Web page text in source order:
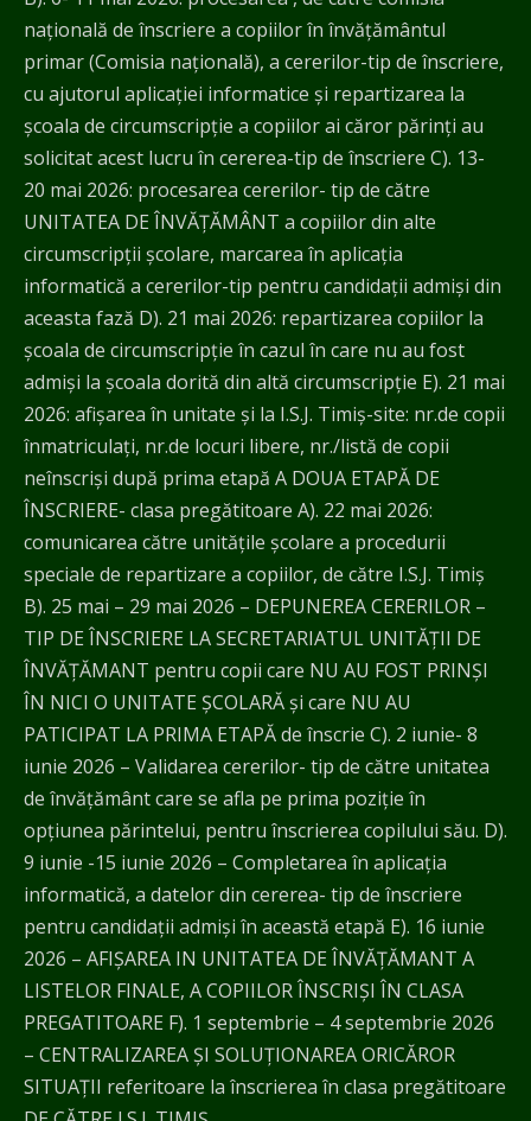
națională de înscriere a copiilor în învățământul
primar (Comisia națională), a cererilor-tip de înscriere,
cu ajutorul aplicației informatice și repartizarea la
școala de circumscripție a copiilor ai căror părinți au
solicitat acest lucru în cererea-tip de înscriere C). 13-
20 mai 2026: procesarea cererilor- tip de către
UNITATEA DE ÎNVĂȚĂMÂNT a copiilor din alte
circumscripții școlare, marcarea în aplicația
informatică a cererilor-tip pentru candidații admiși din
aceasta fază D). 21 mai 2026: repartizarea copiilor la
școala de circumscripție în cazul în care nu au fost
admiși la școala dorită din altă circumscripție E). 21 mai
2026: afișarea în unitate și la I.S.J. Timiş-site: nr.de copii
înmatriculați, nr.de locuri libere, nr./listă de copii
neînscriși după prima etapă A DOUA ETAPĂ DE
ÎNSCRIERE- clasa pregătitoare A). 22 mai 2026:
comunicarea către unitățile școlare a procedurii
speciale de repartizare a copiilor, de către I.S.J. Timiş
B). 25 mai – 29 mai 2026 – DEPUNEREA CERERILOR –
TIP DE ÎNSCRIERE LA SECRETARIATUL UNITĂŢII DE
ÎNVĂŢĂMANT pentru copii care NU AU FOST PRINȘI
ÎN NICI O UNITATE ȘCOLARĂ și care NU AU
PATICIPAT LA PRIMA ETAPĂ de înscrie C). 2 iunie- 8
iunie 2026 – Validarea cererilor- tip de către unitatea
de învăţământ care se afla pe prima poziţie în
opțiunea părintelui, pentru înscrierea copilului său. D).
9 iunie -15 iunie 2026 – Completarea în aplicația
informatică, a datelor din cererea- tip de înscriere
pentru candidaţii admiși în această etapă E). 16 iunie
2026 – AFIŞAREA IN UNITATEA DE ÎNVĂŢĂMANT A
LISTELOR FINALE, A COPIILOR ÎNSCRIŞI ÎN CLASA
PREGATITOARE F). 1 septembrie – 4 septembrie 2026
– CENTRALIZAREA ȘI SOLUŢIONAREA ORICĂROR
SITUAȚII referitoare la înscrierea în clasa pregătitoare